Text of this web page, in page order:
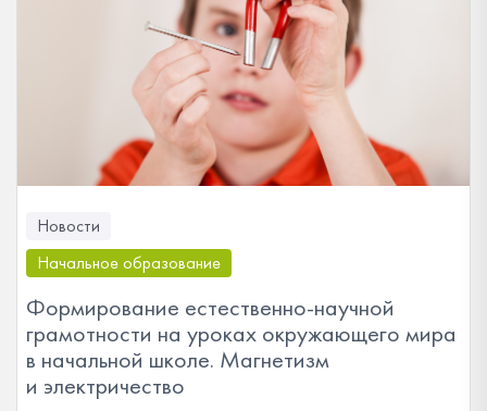
Новости
Начальное образование
Формирование естественно-научной
грамотности на уроках окружающего мира
в начальной школе. Магнетизм
и электричество